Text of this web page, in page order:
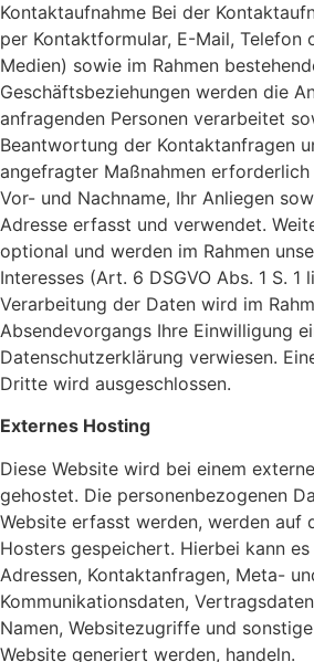
Kontaktaufnahme Bei der
per Kontaktformular, E-Mail, Telefon
Medien) sowie im Rahmen
Geschäftsbeziehungen werden die
anfragenden Personen verarbeitet
Beantwortung der Kontaktanfragen
angefragter Maßnahmen
Vor- und Nachname, Ihr Anliegen
Adresse erfasst und verwendet.
optional und werden im Rahmen
Interesses (Art. 6 DSGVO Abs. 1 S.
Verarbeitung der Daten wird im
Absendevorgangs Ihre Einwilligung
Datenschutzerklärung verwiesen.
Dritte wird ausgeschlossen.
Externes Hosting
Diese Website wird bei einem
gehostet. Die personenbezogenen
Website erfasst werden, werden auf
Hosters gespeichert. Hierbei kann es
Adressen, Kontaktanfragen, Meta-
Kommunikationsdaten,
Namen, Websitezugriffe und
Website generiert werden, handeln.